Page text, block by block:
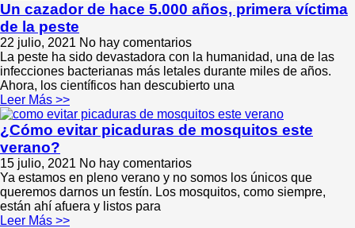
Un cazador de hace 5.000 años, primera víctima
de la peste
22 julio, 2021 No hay comentarios
La peste ha sido devastadora con la humanidad, una de las
infecciones bacterianas más letales durante miles de años.
Ahora, los científicos han descubierto una
Leer Más >>
¿Cómo evitar picaduras de mosquitos este
verano?
15 julio, 2021 No hay comentarios
Ya estamos en pleno verano y no somos los únicos que
queremos darnos un festín. Los mosquitos, como siempre,
están ahí afuera y listos para
Leer Más >>